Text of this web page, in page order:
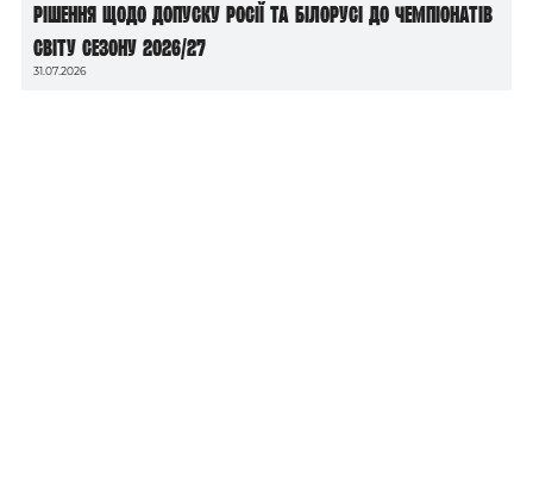
рішення щодо допуску росії та білорусі до чемпіонатів
світу сезону 2026/27
31.07.2026